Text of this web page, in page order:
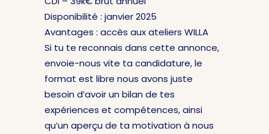
Disponibilité : janvier 2025
Avantages : accès aux ateliers WILLA
Si tu te reconnais dans cette annonce,
envoie-nous vite ta candidature, le
format est libre nous avons juste
besoin d’avoir un bilan de tes
expériences et compétences, ainsi
qu’un aperçu de ta motivation à nous